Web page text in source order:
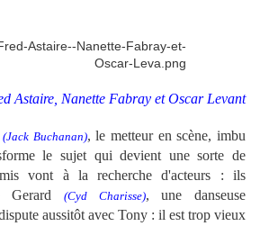
Astaire, Nanette Fabray et Oscar Levant
(Jack Buchanan), le metteur en scène, imbu
le sujet qui devient une sorte de
vont à la recherche d'acteurs : ils
Gerard
(Cyd Charisse), une danseuse
aussitôt avec Tony : il est trop vieux